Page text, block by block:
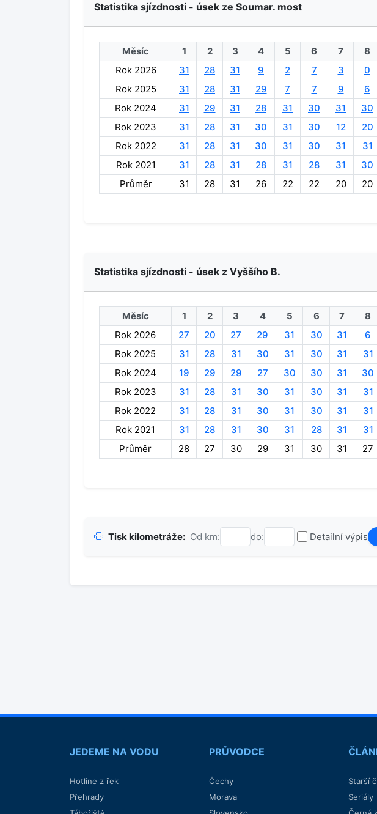
Statistika sjízdnosti - úsek ze Soumar. most
Měsíc 1 2 3 4 5 6 7 8
Rok 2026
31 28 31 9 2 7 3
0
Rok 2025
31 28 31 29 7 7 9 6
Rok 2024
31 29 31 28 31 30 31 30
Rok 2023
31 28 31 30 31 30 12 20
Rok 2022
31 28 31 30 31 30 31 31
Rok 2021
31 28 31 28 31 28 31 30
Průměr
31 28 31 26 22 22 20 20
Statistika sjízdnosti - úsek z Vyššího B.
Měsíc 1 2 3 4 5 6 7 8
Rok 2026
27 20 27 29 31 30 31
6
Rok 2025
31 28 31 30 31 30 31 31
Rok 2024
19 29 29 27 30 30 31 30
Rok 2023
31 28 31 30 31 30 31 31
Rok 2022
31 28 31 30 31 30 31 31
Rok 2021
31 28 31 30 31 28 31 31
Průměr
28 27 30 29 31 30 31 27
Tisk kilometráže: Od km: do: Detailní výpis
JEDEME NA VODU
Hotline z řek
Přehrady
PRŮVODCE
Čechy
Morava
Starší
Seriály